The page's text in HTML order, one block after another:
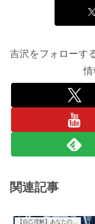
吉沢をフォローす
情
関連記事
【自己理解】あなたの才能を見つけよう